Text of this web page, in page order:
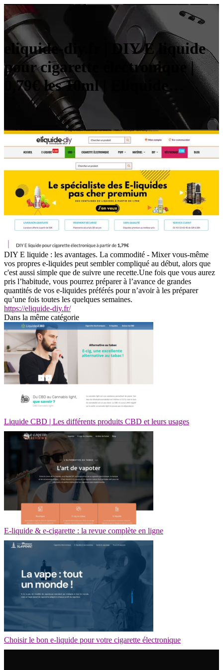
eliquide-diy.fr | DIY E liquide
pour cigarette électronique |
0,79€ les 10ml | Eliquide…
DIY E liquide : les avantages. La commodité - Mixer vous-même
vos propres e-liquides peut sembler compliqué au début, alors que
c'est aussi simple que de suivre une recette.Une fois que vous aurez
pris l’habitude, vous pourrez préparer à l’avance de grandes
quantités de vos e-liquides préférés pour n’avoir à les préparer
qu’une fois toutes les quelques semaines.
https://eliquide-diy.fr/
Dans la même catégorie
Liquide CBD | Les différents produits CBD et leurs usages
E-liquide & e-cigarette : la revue complète en ligne
Choisir le bon e-liquide pour votre cigarette électronique